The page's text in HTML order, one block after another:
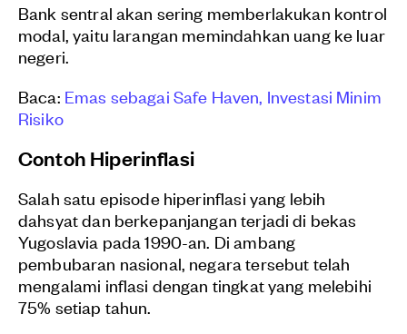
Bank sentral akan sering memberlakukan kontrol
modal, yaitu larangan memindahkan uang ke luar
negeri.
Baca: Emas sebagai Safe Haven, Investasi Minim
Risiko
Contoh Hiperinflasi
Salah satu episode hiperinflasi yang lebih
dahsyat dan berkepanjangan terjadi di bekas
Yugoslavia pada 1990-an. Di ambang
pembubaran nasional, negara tersebut telah
mengalami inflasi dengan tingkat yang melebihi
75% setiap tahun.